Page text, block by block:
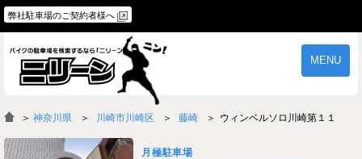
弊社駐車場のご契約者様へ
MENU
物件一覧 ご契約の流れ
よくあるご質問
＞ 神奈川県 川崎市川崎区 藤崎 ウィンベルソロ川崎第１１
月極駐車場